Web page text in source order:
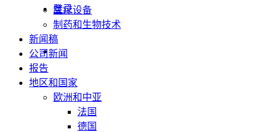
登录
医疗设备
制药和生物技术
新闻稿
公司新闻
报告
地区和国家
欧洲和中亚
法国
德国